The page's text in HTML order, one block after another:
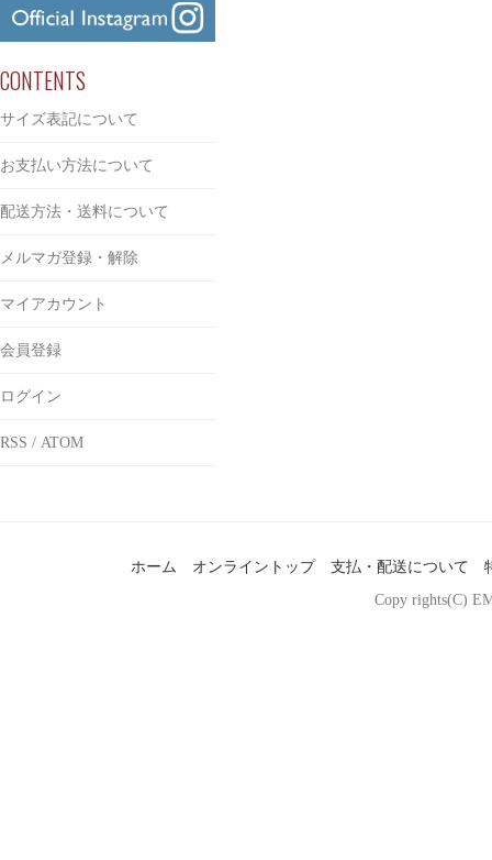
CONTENTS
サイズ表記について
お支払い方法について
配送方法・送料について
メルマガ登録・解除
マイアカウント
会員登録
ログイン
RSS / ATOM
ホーム オンライントップ 支払・配送について
Copy rights(C)